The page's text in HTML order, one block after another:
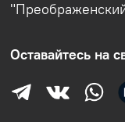
Оставайтесь на